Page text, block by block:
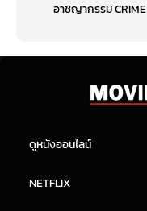
อาชญากรรม CRIME
ดูหนังออนไลน์
NETFLIX